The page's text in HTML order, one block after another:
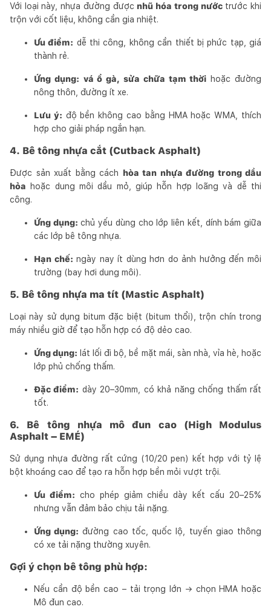
Với loại này, nhựa đường được nhũ hóa trong nướctrước khi
trộn với cốt liệu, không cần gia nhiệt.
Ưu điểm: dễ thi công, không cần thiết bị phức tạp, giá
thành rẻ.
Ứng dụng: vá ổ gà, sửa chữa tạm thời hoặc đường
nông thôn, đường ít xe.
Lưu ý: độ bền không cao bằng HMA hoặc WMA, thích
hợp cho giải pháp ngắn hạn.
4. Bê tông nhựa cắt (Cutback Asphalt)
Được sản xuất bằng cách hòa tan nhựa đường trong dầu
hỏa hoặc dung môi dầu mỏ, giúp hỗn hợp loãng và dễ thi
công.
Ứng dụng: chủ yếu dùng cho lớp liên kết, dính bám giữa
các lớp bê tông nhựa.
Hạn chế: ngày nay ít dùng hơn do ảnh hưởng đến môi
trường (bay hơi dung môi).
5. Bê tông nhựa ma tít (Mastic Asphalt)
Loại này sử dụng bitum đặc biệt (bitum thổi), trộn chín trong
máy nhiều giờ để tạo hỗn hợp có độ dẻo cao.
Ứng dụng: lát lối đi bộ, bề mặt mái, sàn nhà, vỉa hè, hoặc
lớp phủ chống thấm.
Đặc điểm: dày 20–30mm, có khả năng chống thấm rất
tốt.
6. Bê tông nhựa mô đun cao (High Modulus
Asphalt – EMÉ)
Sử dụng nhựa đường rất cứng (10/20 pen) kết hợp với tỷ lệ
bột khoáng cao để tạo ra hỗn hợp bền mỏi vượt trội.
Ưu điểm: cho phép giảm chiều dày kết cấu 20–25%
nhưng vẫn đảm bảo chịu tải nặng.
Ứng dụng: đường cao tốc, quốc lộ, tuyến giao thông
có xe tải nặng thường xuyên.
Gợi ý chọn bê tông phù hợp:
Nếu cần độ bền cao – tải trọng lớn → chọn HMA hoặc
Mô đun cao.